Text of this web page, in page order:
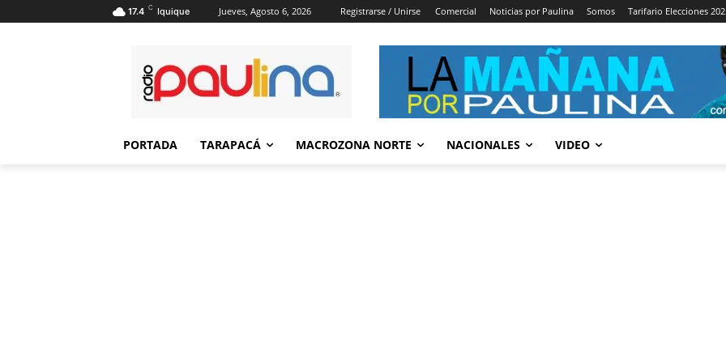
17.4 C Iquique Jueves, Agosto 6, 2026 Registrarse / Unirse Comercial Noticias por Paulina Somos Tarifario Elecciones
PORTADA TARAPACÁ MACROZONA NORTE NACIONALES VIDEO